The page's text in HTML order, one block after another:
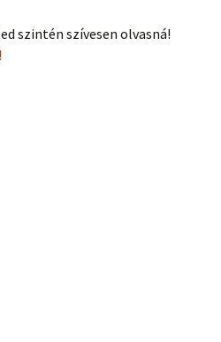
szintén szívesen olvasná!